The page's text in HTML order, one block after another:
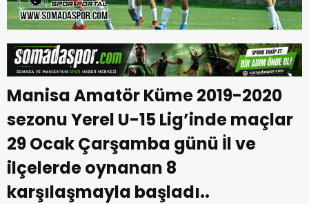
Manisa Amatör Küme 2019-2020
sezonu Yerel U-15 Lig’inde maçlar
29 Ocak Çarşamba günü İl ve
ilçelerde oynanan 8
karşılaşmayla başladı..